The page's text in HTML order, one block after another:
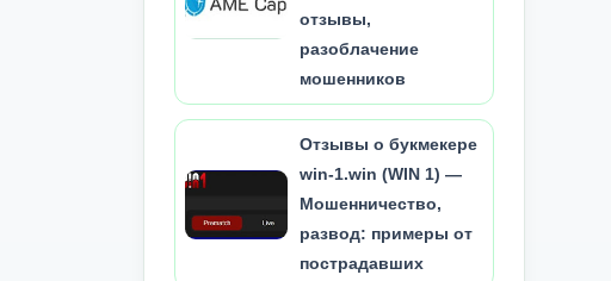
отзывы,
разоблачение
мошенников
Отзывы о букмекере
win-1.win (WIN 1) —
Мошенничество,
развод: примеры от
пострадавших